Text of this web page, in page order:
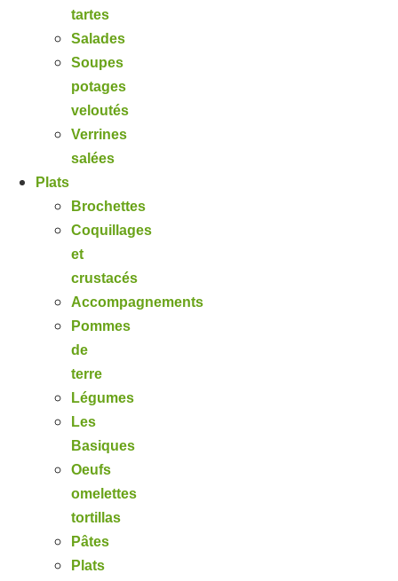
tartes
Salades
Soupes
potages
veloutés
Verrines
salées
Plats
Brochettes
Coquillages
et
crustacés
Accompagnements
Pommes
de
terre
Légumes
Les
Basiques
Oeufs
omelettes
tortillas
Pâtes
Plats